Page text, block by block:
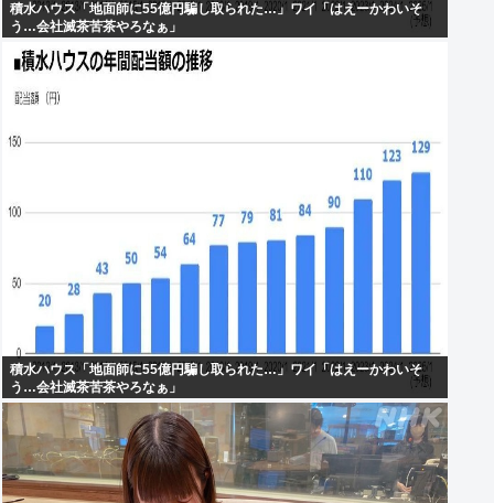
積水ハウス「地面師に55億円騙し取られた…」ワイ「はえーかわいそ
う…会社滅茶苦茶やろなぁ」
積水ハウス「地面師に55億円騙し取られた…」ワイ「はえーかわいそ
う…会社滅茶苦茶やろなぁ」